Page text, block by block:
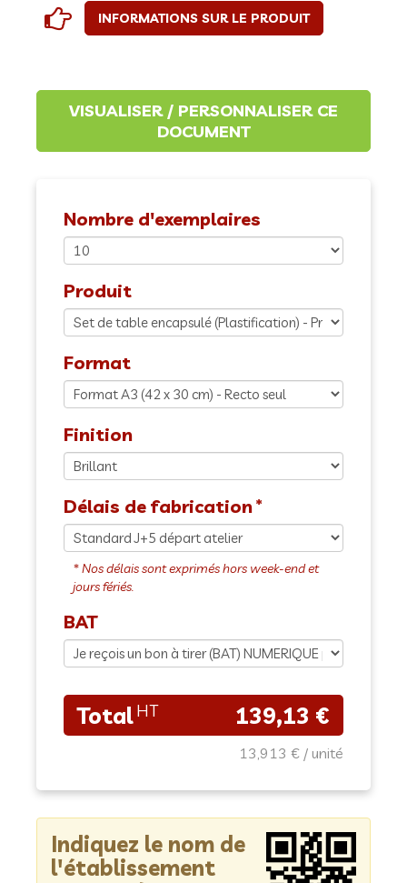
INFORMATIONS SUR LE PRODUIT
Nombre d'exemplaires
Produit
Format
Finition
Délais de fabrication
BAT
139,13 €
13,913 €
Indiquez le nom de
l'établissement